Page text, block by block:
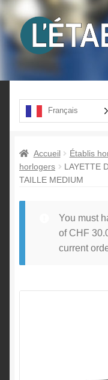
Aller
à
Aller
au
contenu
Produits
A propos
Français
Accueil Établis
horlogers
LAYETTE
TAILLE MEDIUM
You must
of CHF
current